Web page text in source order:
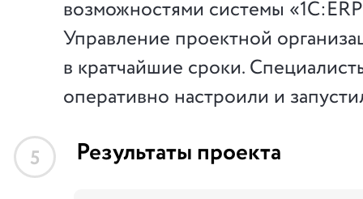
возможностями системы
Управление проектной
в кратчайшие сроки.
оперативно настроили и
5 Результаты проекта